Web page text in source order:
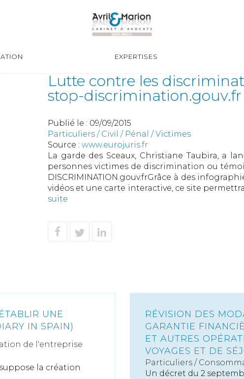
EXPERTISES
Lutte contre les
stop-discrimination.gouv.fr
Publié le : 09/09/2015
Particuliers / Civil / Pénal /Victimes
Source : www.eurojuris.fr
La garde des Sceaux, Christiane Taubira, a
personnes victimes de discrimination ou
DISCRIMINATION.gouv.frGrâce à des
vidéos et une carte interactive, ce site
suite
UNE
IN SPAIN)
de l'entreprise
la création
RÉVISION DES
GARANTIE
ET AUTRES
VOYAGES ET DE
Particuliers /
Un décret du 2